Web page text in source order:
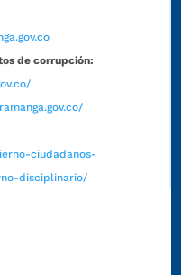
de corrupción:
ciudadanos-
disciplinario/